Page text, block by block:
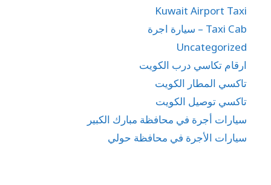
Kuwait Airport Taxi
Taxi Cab – سيارة اجرة
Uncategorized
ارقام تكاسي درب الكويت
تاكسي المطار الكويت
تاكسي توصيل الكويت
سيارات أجرة في محافظة مبارك الكبير
سيارات الأجرة في محافظة حولي